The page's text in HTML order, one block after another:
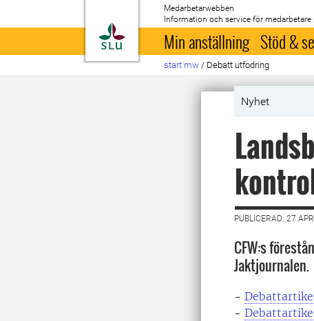
Till startsida
Medarbetarwebben
Information och service för medarbetare
Min anställning Stöd &
start mw / Debatt utfodring
Nyhet
PUBLICERAD: 27
CFW:s
Jaktjournalen.
-
-